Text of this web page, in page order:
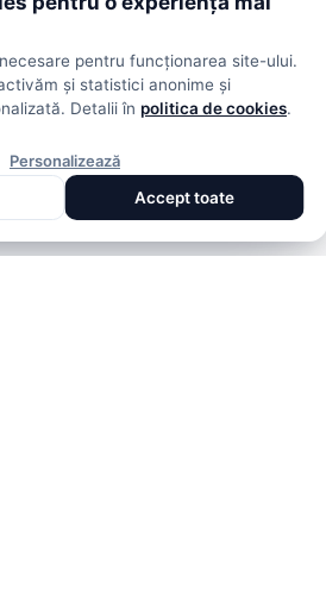
rezervate.
Scoruri live
pentru funcționarea site-ului.
și statistici anonime și
Detalii în politica de cookies.
Personalizează
Accept toate